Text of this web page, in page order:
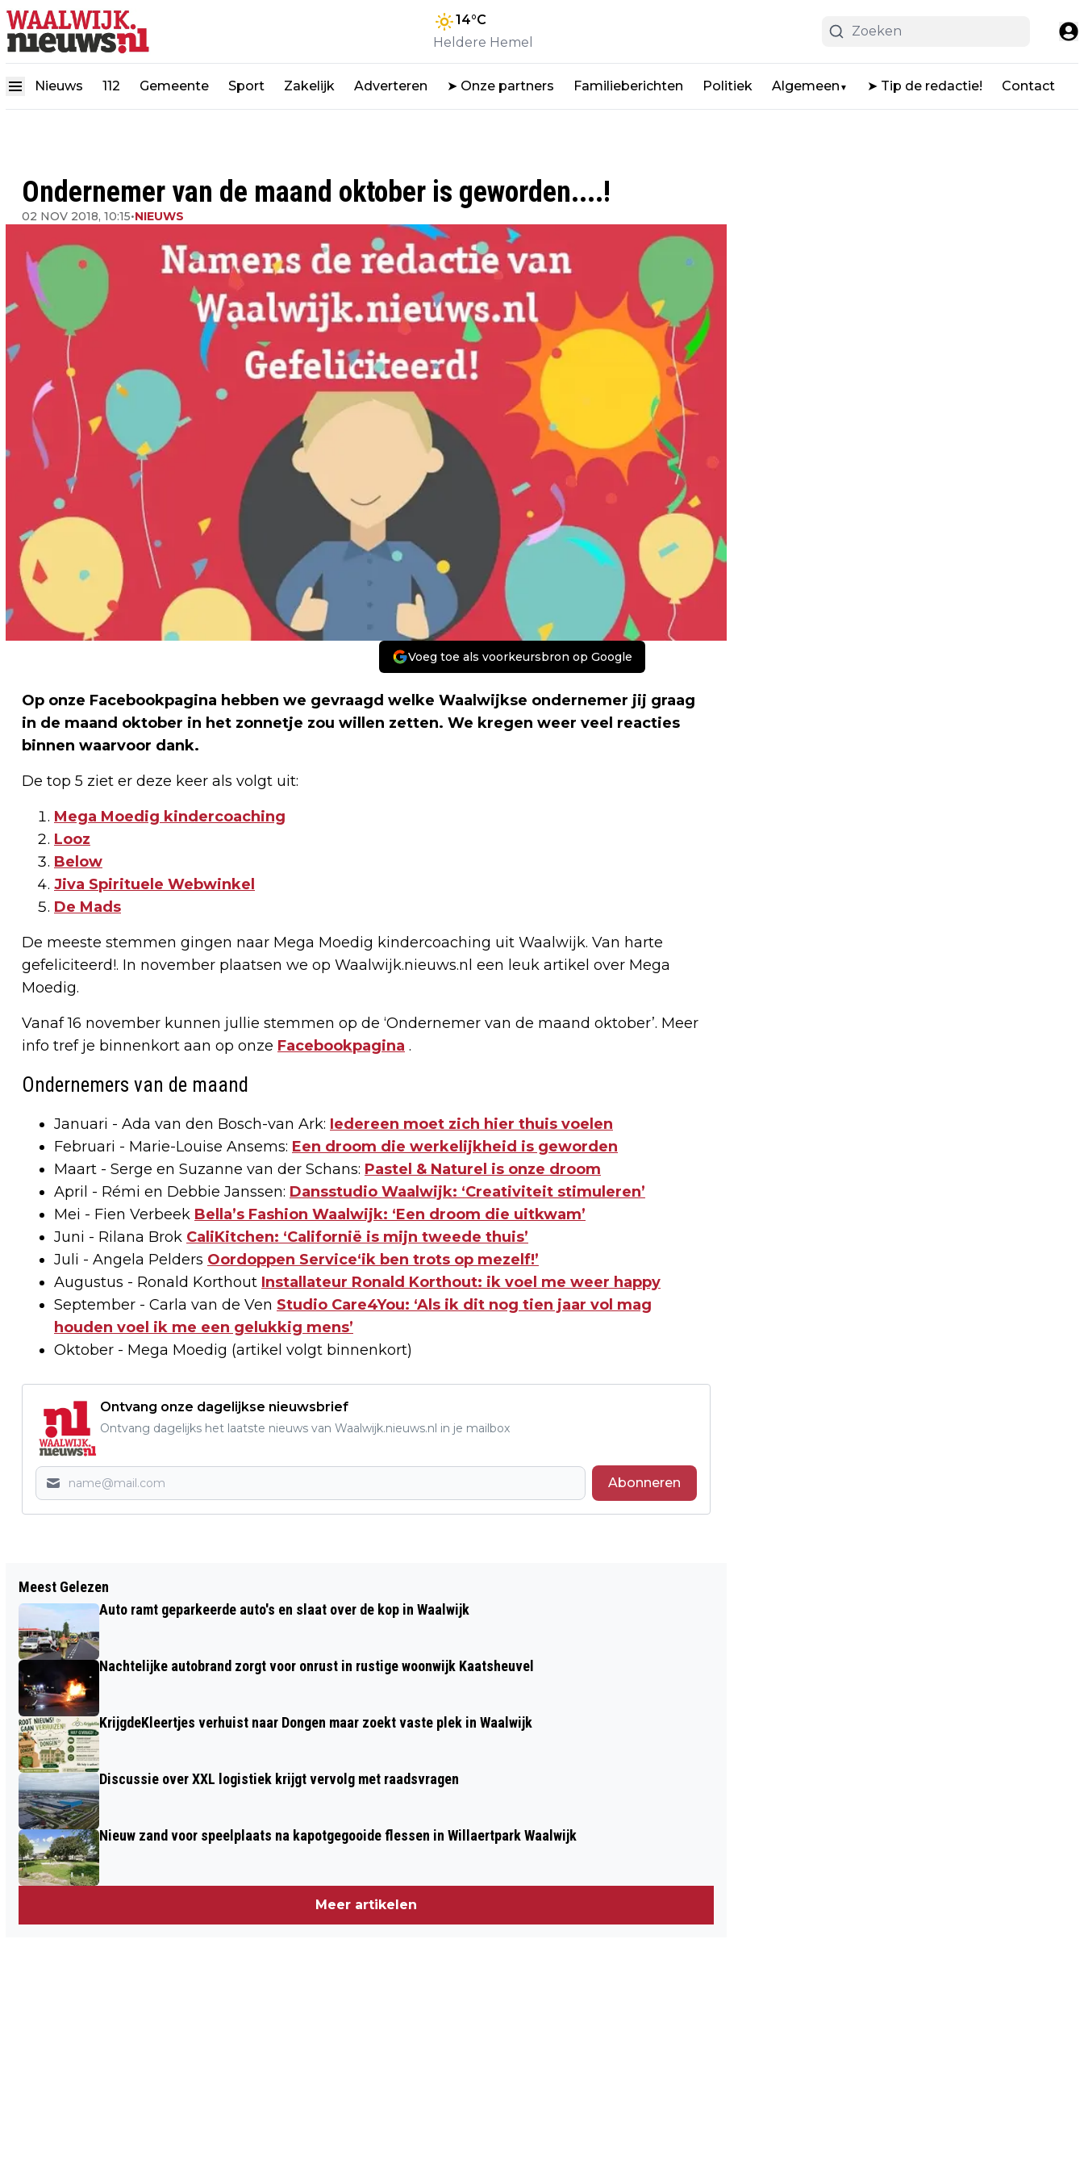
14°C
Heldere Hemel
Nieuws 112 Gemeente Sport Zakelijk Adverteren ➤ Onze partners Familieberichten Politiek Algemeen ▼ ➤ Tip de redactie! Contact
Ondernemer van de maand oktober is geworden....!
02 NOV 2018, 10:15•NIEUWS
Voeg toe als voorkeursbron op Google
Op onze Facebookpagina hebben we gevraagd welke Waalwijkse ondernemer jij graag
in de maand oktober in het zonnetje zou willen zetten. We kregen weer veel reacties
binnen waarvoor dank.
De top 5 ziet er deze keer als volgt uit:
Mega Moedig kindercoaching
Looz
Below
Jiva Spirituele Webwinkel
De Mads
De meeste stemmen gingen naar Mega Moedig kindercoaching uit Waalwijk. Van harte
gefeliciteerd!. In november plaatsen we op Waalwijk.nieuws.nl een leuk artikel over Mega
Moedig.
Vanaf 16 november kunnen jullie stemmen op de ‘Ondernemer van de maand oktober’. Meer
info tref je binnenkort aan op onze Facebookpagina .
Ondernemers van de maand
Januari - Ada van den Bosch-van Ark: Iedereen moet zich hier thuis voelen
Februari - Marie-Louise Ansems: Een droom die werkelijkheid is geworden
Maart - Serge en Suzanne van der Schans: Pastel & Naturel is onze droom
April - Rémi en Debbie Janssen: Dansstudio Waalwijk: ‘Creativiteit stimuleren’
Mei - Fien Verbeek Bella’s Fashion Waalwijk: ‘Een droom die uitkwam’
Juni - Rilana Brok CaliKitchen: ‘Californië is mijn tweede thuis’
Juli - Angela Pelders Oordoppen Service‘ik ben trots op mezelf!’
Augustus - Ronald Korthout Installateur Ronald Korthout: ik voel me weer happy
September - Carla van de Ven Studio Care4You: ‘Als ik dit nog tien jaar vol mag
houden voel ik me een gelukkig mens’
Oktober - Mega Moedig (artikel volgt binnenkort)
Ontvang onze dagelijkse nieuwsbrief
Ontvang dagelijks het laatste nieuws van Waalwijk.nieuws.nl in je mailbox
Abonneren
PILOT WHATSAPP VOOR DRIE
GEMEENTELIJKE PROJECTEN
WAALWIJK CENTRUM
Meest Gelezen
Auto ramt geparkeerde auto's en slaat over de kop in Waalwijk
Nachtelijke autobrand zorgt voor onrust in rustige woonwijk Kaatsheuvel
KrijgdeKleertjes verhuist naar Dongen maar zoekt vaste plek in Waalwijk
Discussie over XXL logistiek krijgt vervolg met raadsvragen
Nieuw zand voor speelplaats na kapotgegooide flessen in Willaertpark Waalwijk
Meer artikelen